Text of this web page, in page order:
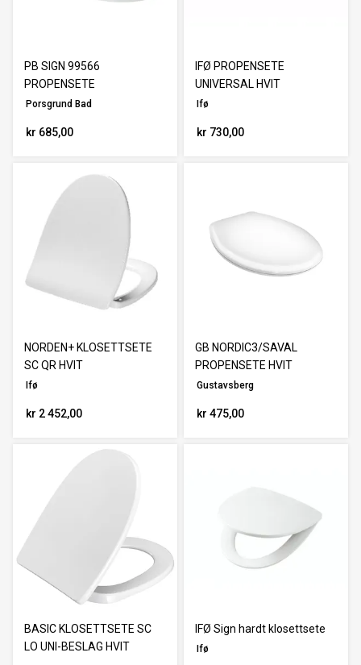
PB SIGN 99566
PROPENSETE
Porsgrund Bad
kr 685,00
IFØ PROPENSETE
UNIVERSAL HVIT
Ifø
kr 730,00
NORDEN+ KLOSETTSETE
SC QR HVIT
Ifø
kr 2 452,00
GB NORDIC3/SAVAL
PROPENSETE HVIT
Gustavsberg
kr 475,00
BASIC KLOSETTSETE SC
LO UNI-BESLAG HVIT
IFØ Sign hardt klosettsete
Ifø